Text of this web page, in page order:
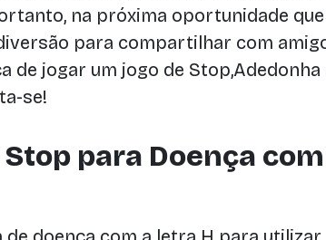
na próxima oportunidade que
para compartilhar com
de jogar um jogo de Stop,Adedonha
se!
para Doença